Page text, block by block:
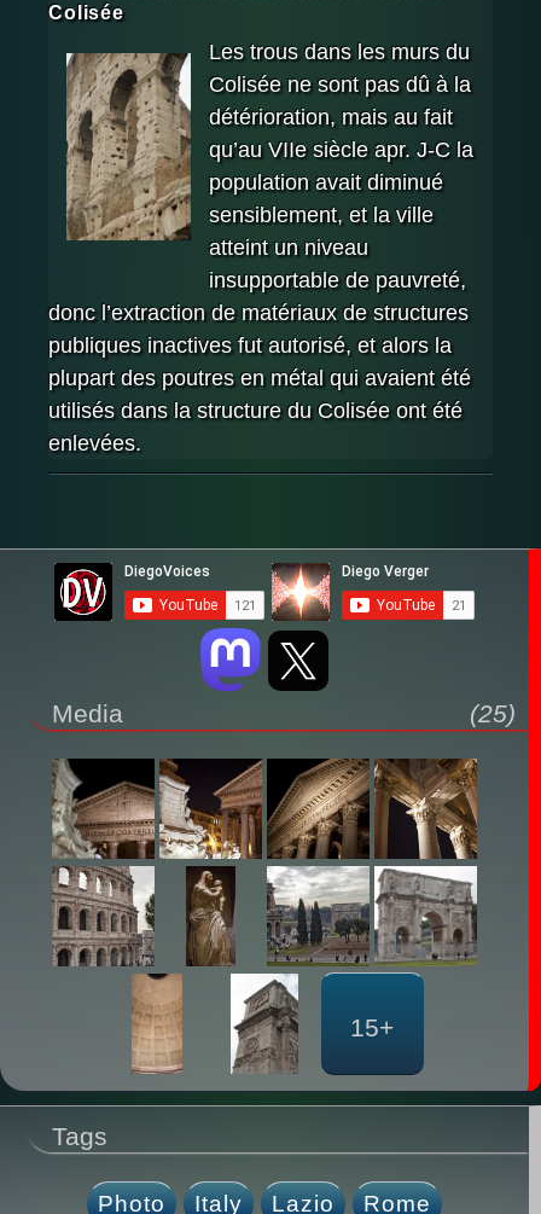
Colisée
Les trous dans les murs du
Colisée ne sont pas dû à la
détérioration, mais au fait
qu’au VIIe siècle apr. J-C la
population avait diminué
sensiblement, et la ville
atteint un niveau
insupportable de pauvreté,
donc l’extraction de matériaux de structures
publiques inactives fut autorisé, et alors la
plupart des poutres en métal qui avaient été
utilisés dans la structure du Colisée ont été
enlevées.
Media (25)
15+
Tags
Photo Italy Lazio Rome